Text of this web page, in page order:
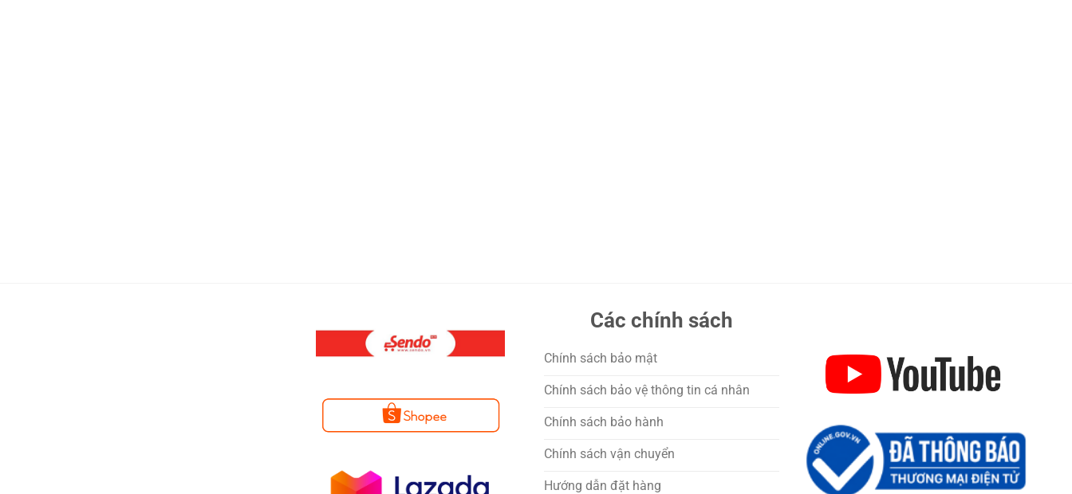
Các chính sách
Chính sách bảo mật
Chính sách bảo vệ thông tin cá nhân
Chính sách bảo hành
Chính sách vận chuyển
Hướng dẫn đặt hàng